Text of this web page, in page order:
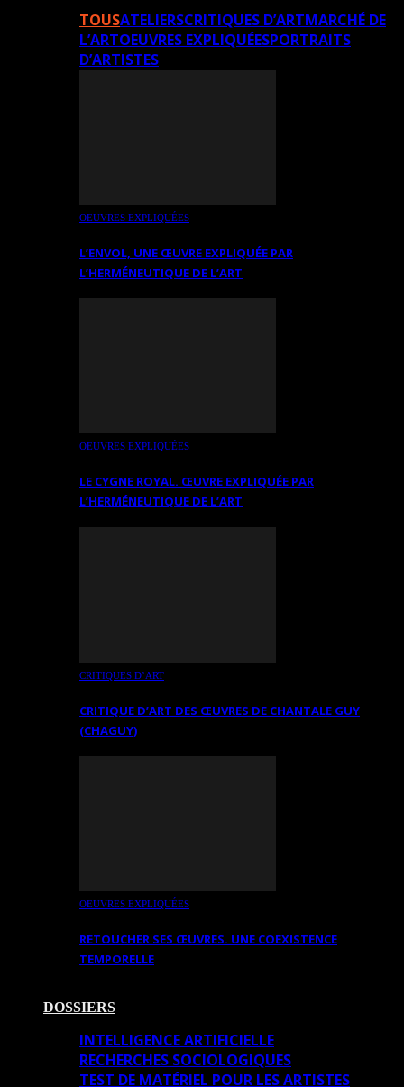
TOUSATELIERSCRITIQUES D’ARTMARCHÉ DE
L’ARTOEUVRES EXPLIQUÉESPORTRAITS
D’ARTISTES
OEUVRES EXPLIQUÉES
L’ENVOL, UNE ŒUVRE EXPLIQUÉE PAR
L’HERMÉNEUTIQUE DE L’ART
OEUVRES EXPLIQUÉES
LE CYGNE ROYAL. ŒUVRE EXPLIQUÉE PAR
L’HERMÉNEUTIQUE DE L’ART
CRITIQUES D’ART
CRITIQUE D’ART DES ŒUVRES DE CHANTALE GUY
(CHAGUY)
OEUVRES EXPLIQUÉES
RETOUCHER SES ŒUVRES. UNE COEXISTENCE
TEMPORELLE
DOSSIERS
INTELLIGENCE ARTIFICIELLE
RECHERCHES SOCIOLOGIQUES
TEST DE MATÉRIEL POUR LES ARTISTES